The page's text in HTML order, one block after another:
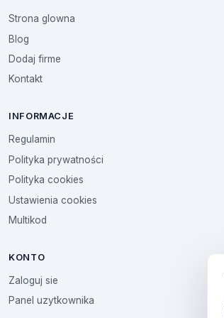
Strona glowna
Blog
Dodaj firme
Kontakt
INFORMACJE
Regulamin
Polityka prywatności
Polityka cookies
Ustawienia cookies
Multikod
KONTO
Zaloguj sie
Panel uzytkownika